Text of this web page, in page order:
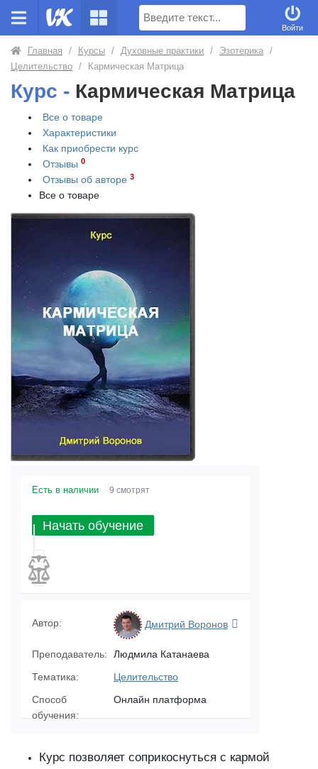
Поиск
Войти
Главная / Курсы / Духовные практики / Эзотерика /
Целительство / Кармическая Матрица
Курс - Кармическая Матрица
Все о товаре
Характеристики
Как приобрести курс
Отзывы 0
Отзывы об авторе 3
Все о товаре
Есть в наличии 9 смотрят
Начать обучение
Автор: Дмитрий Воронов
Преподаватель:
Людмила Катанаева
Тематика:
Целительство
Способ
обучения:
Онлайн платформа
Курс позволяет соприкоснуться с кармой